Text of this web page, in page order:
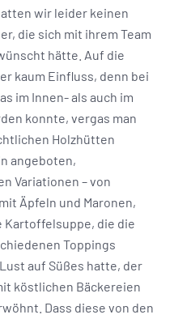
wir leider keinen
die sich mit ihrem Team
hätte. Auf die
kaum Einfluss, denn bei
im Innen- als auch im
konnte, vergas man
Holzhütten
angeboten,
Variationen – von
Äpfeln und Maronen,
Kartoffelsuppe, die die
Toppings
auf Süßes hatte, der
köstlichen Bäckereien
Dass diese von den